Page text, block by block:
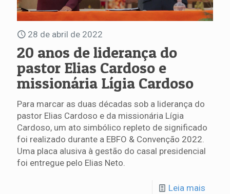
28 de abril de 2022
20 anos de liderança do
pastor Elias Cardoso e
missionária Lígia Cardoso
Para marcar as duas décadas sob a liderança do
pastor Elias Cardoso e da missionária Lígia
Cardoso, um ato simbólico repleto de significado
foi realizado durante a EBFO & Convenção 2022.
Uma placa alusiva à gestão do casal presidencial
foi entregue pelo Elias Neto.
Leia mais